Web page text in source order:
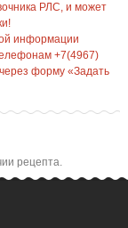
РЛС, и может
информации
+7(4967)
форму «Задать
рецепта.